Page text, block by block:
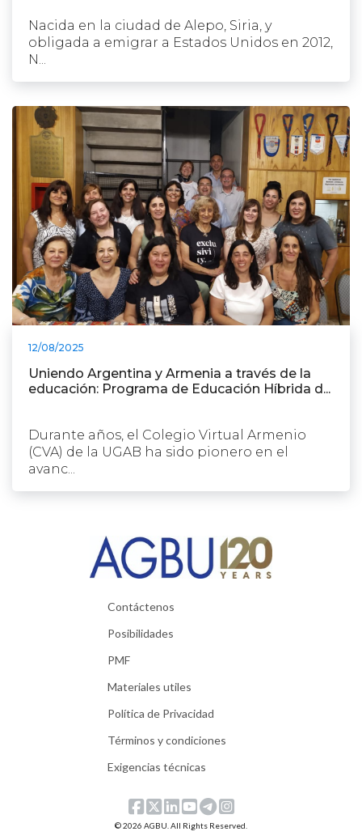
Nacida en la ciudad de Alepo, Siria, y
obligada a emigrar a Estados Unidos en 2012,
N...
12/08/2025
Uniendo Argentina y Armenia a través de la
educación: Programa de Educación Híbrida d...
Durante años, el Colegio Virtual Armenio
(CVA) de la UGAB ha sido pionero en el
avanc...
Contáctenos
Posibilidades
PMF
Materiales utiles
Política de Privacidad
Términos y condiciones
Exigencias técnicas
© 2026 AGBU. All Rights Reserved.